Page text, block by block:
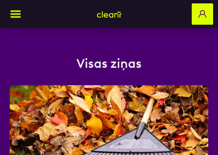
Visas ziņas
Aizpildi pieteikuma formu un mēs ar tevi
Vārds, Uzvārds